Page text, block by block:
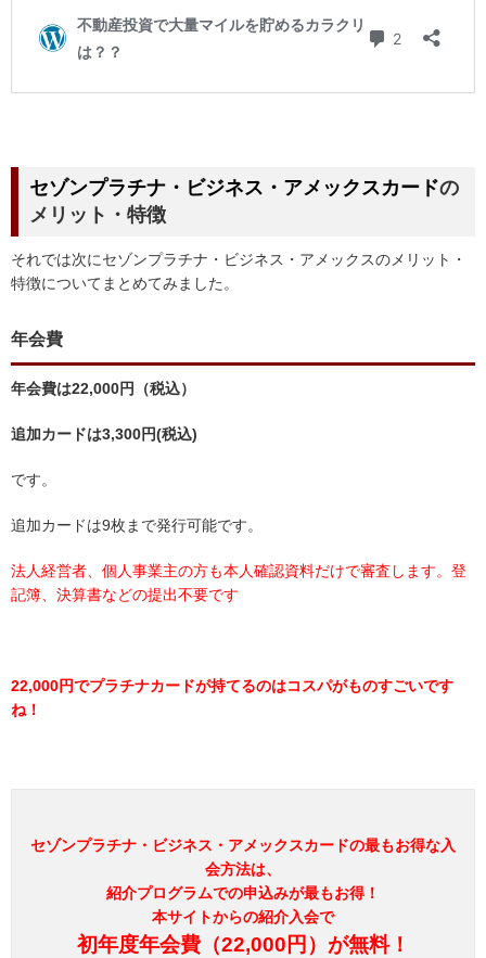
セゾンプラチナ・ビジネス・アメックスカードの
メリット・特徴
それでは次にセゾンプラチナ・ビジネス・アメックスのメリット・
特徴についてまとめてみました。
年会費
年会費は22,000円（税込）
追加カードは3,300円(税込)
です。
追加カードは9枚まで発行可能です。
法人経営者、個人事業主の方も本人確認資料だけで審査します。登
記簿、決算書などの提出不要です
22,000円でプラチナカードが持てるのはコスパがものすごいです
ね！
セゾンプラチナ・ビジネス・アメックスカードの最もお得な入
会方法は、
紹介プログラムでの申込みが最もお得！
本サイトからの紹介入会で
初年度年会費（22,000円）が無料！